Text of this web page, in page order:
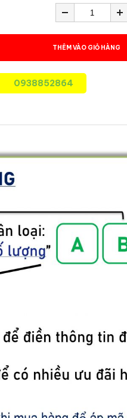
THÊM VÀO GIỎ HÀNG
0938852864